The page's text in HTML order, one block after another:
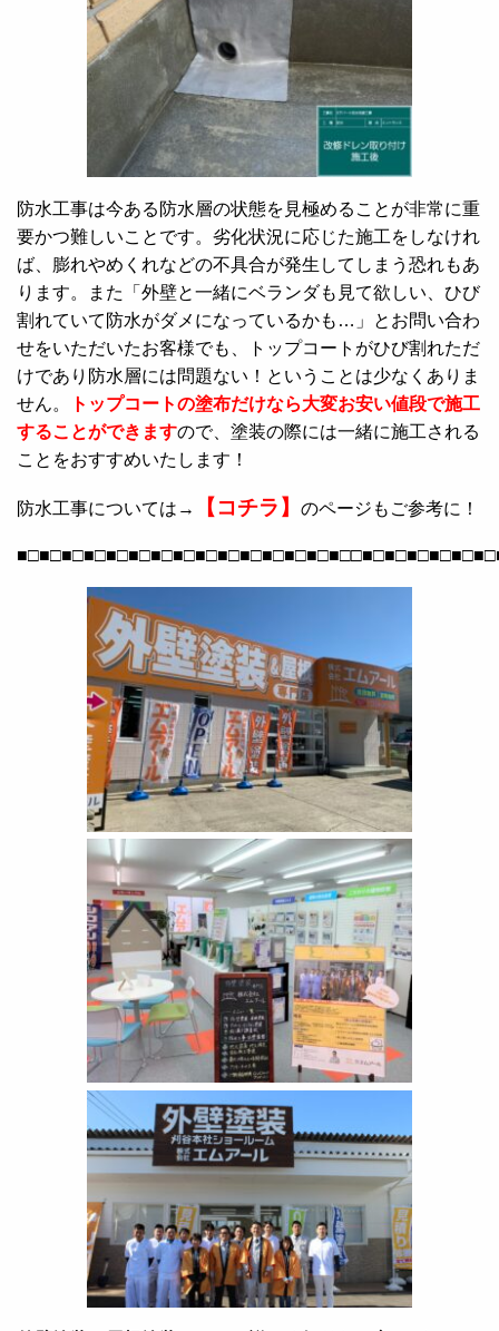
防水工事は今ある防水層の状態を見極めることが非常に重
要かつ難しいことです。劣化状況に応じた施工をしなけれ
ば、膨れやめくれなどの不具合が発生してしまう恐れもあ
ります。また「外壁と一緒にベランダも見て欲しい、ひび
割れていて防水がダメになっているかも…」とお問い合わ
せをいただいたお客様でも、トップコートがひび割れただ
けであり防水層には問題ない！ということは少なくありま
せん。
トップコートの塗布だけなら大変お安い値段で施工
することができますので、塗装の際には一緒に施工される
ことをおすすめいたします！
防水工事については→ 【コチラ】 のページもご参考に！